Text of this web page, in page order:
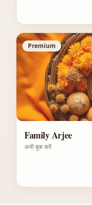
Premium
Family Arjee
अभी बुक करें